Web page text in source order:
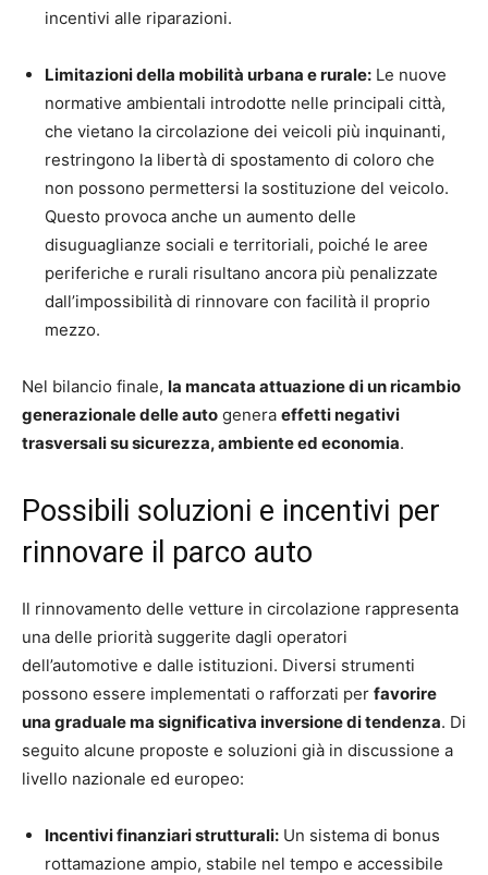
incentivi alle riparazioni.
Limitazioni della mobilità urbana e rurale: Le nuove
normative ambientali introdotte nelle principali città,
che vietano la circolazione dei veicoli più inquinanti,
restringono la libertà di spostamento di coloro che
non possono permettersi la sostituzione del veicolo.
Questo provoca anche un aumento delle
disuguaglianze sociali e territoriali, poiché le aree
periferiche e rurali risultano ancora più penalizzate
dall’impossibilità di rinnovare con facilità il proprio
mezzo.
Nel bilancio finale, la mancata attuazione di un ricambio
generazionale delle auto genera effetti negativi
trasversali su sicurezza, ambiente ed economia.
Possibili soluzioni e incentivi per
rinnovare il parco auto
Il rinnovamento delle vetture in circolazione rappresenta
una delle priorità suggerite dagli operatori
dell’automotive e dalle istituzioni. Diversi strumenti
possono essere implementati o rafforzati per favorire
una graduale ma significativa inversione di tendenza. Di
seguito alcune proposte e soluzioni già in discussione a
livello nazionale ed europeo:
Incentivi finanziari strutturali: Un sistema di bonus
rottamazione ampio, stabile nel tempo e accessibile